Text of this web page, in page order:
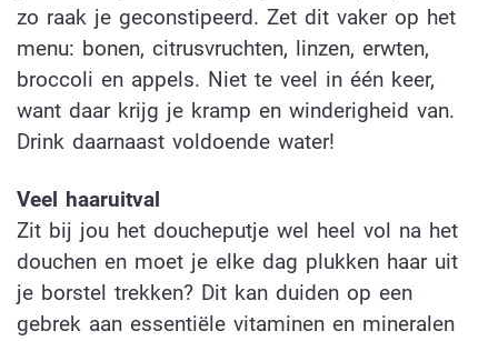
zo raak je geconstipeerd. Zet dit vaker op het
menu: bonen, citrusvruchten, linzen, erwten,
broccoli en appels. Niet te veel in één keer,
want daar krijg je kramp en winderigheid van.
Drink daarnaast voldoende water!
Veel haaruitval
Zit bij jou het doucheputje wel heel vol na het
douchen en moet je elke dag plukken haar uit
je borstel trekken? Dit kan duiden op een
gebrek aan essentiële vitaminen en mineralen